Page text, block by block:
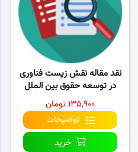
نقد مقاله نقش زیست فناوری
در توسعه حقوق بین‌ الملل
محیط‌ زیست
۱۳۵,۹۰۰ تومان
توضیحات
خرید